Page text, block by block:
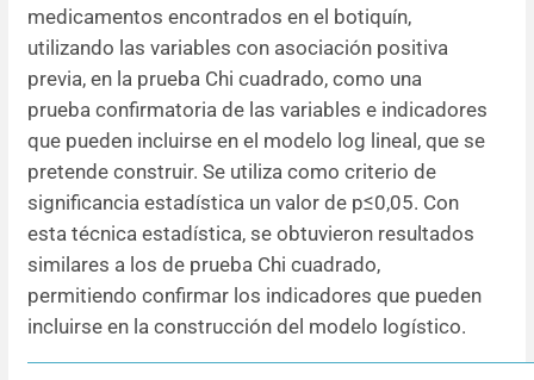
medicamentos encontrados en el botiquín,
utilizando las variables con asociación positiva
previa, en la prueba Chi cuadrado, como una
prueba confirmatoria de las variables e indicadores
que pueden incluirse en el modelo log lineal, que se
pretende construir. Se utiliza como criterio de
significancia estadística un valor de p≤0,05. Con
esta técnica estadística, se obtuvieron resultados
similares a los de prueba Chi cuadrado,
permitiendo confirmar los indicadores que pueden
incluirse en la construcción del modelo logístico.